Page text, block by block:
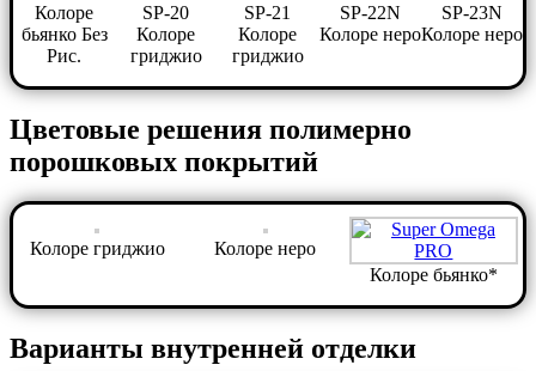
Колоре
бьянко Без
Рис.
SP-20
Колоре
гриджио
SP-21
Колоре
гриджио
SP-22N
Колоре неро
SP-23N
Колоре неро
Цветовые решения полимерно
порошковых покрытий
Колоре гриджио
Колоре неро
Колоре бьянко*
Варианты внутренней отделки